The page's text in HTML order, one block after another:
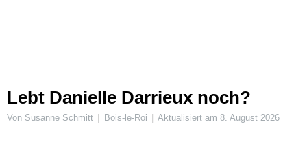
Lebt Danielle Darrieux noch?
Von Susanne Schmitt Bois-le-Roi Aktualisiert am8. August 2026